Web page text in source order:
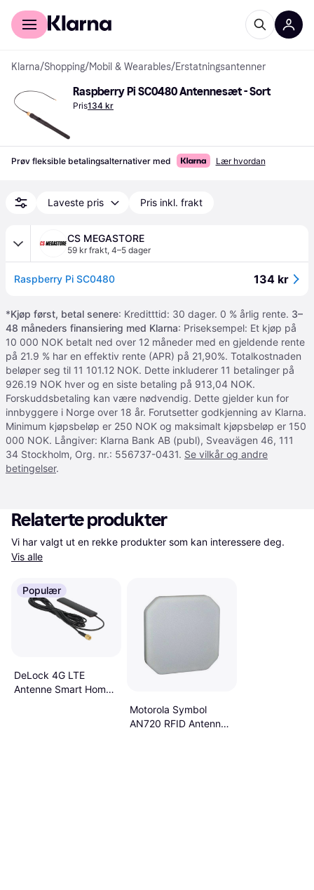
For kunder
Klarna/Shopping/Mobil & Wearables/Erstatningsantenner
Raspberry Pi SC0480 Antennesæt - Sort
Pris134 kr
Prøv fleksible betalingsalternativer med Lær hvordan
Laveste pris Pris inkl. frakt
CS MEGASTORE
59 kr frakt, 4–5 dager
Raspberry Pi SC0480 134 kr
*Kjøp først, betal senere: Kreditttid: 30 dager. 0 % årlig rente. 3–
48 måneders finansiering med Klarna: Priseksempel: Et kjøp på
10 000 NOK betalt ned over 12 måneder med en gjeldende rente
på 21.9 % har en effektiv rente (APR) på 21,90%. Totalkostnaden
beløper seg til 11 101.12 NOK. Dette inkluderer 11 betalinger på
926.19 NOK hver og en siste betaling på 913,04 NOK.
Forskuddsbetaling kan være nødvendig. Dette gjelder kun for
innbyggere i Norge over 18 år. Forutsetter godkjenning av Klarna.
Minimum kjøpsbeløp er 250 NOK og maksimalt kjøpsbeløp er 150
000 NOK. Långiver: Klarna Bank AB (publ), Sveavägen 46, 111
34 Stockholm, Org. nr.: 556737-0431. Se vilkår og andre
betingelser.
Relaterte produkter
Vis alle
Populær
DeLock 4G LTE
Antenne Smart Home
Motorola Symbol
AN720 RFID Antenna